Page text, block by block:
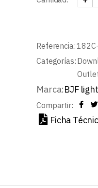
Referencia:
Categorías:
Marca:BJF
Compartir:
Ficha